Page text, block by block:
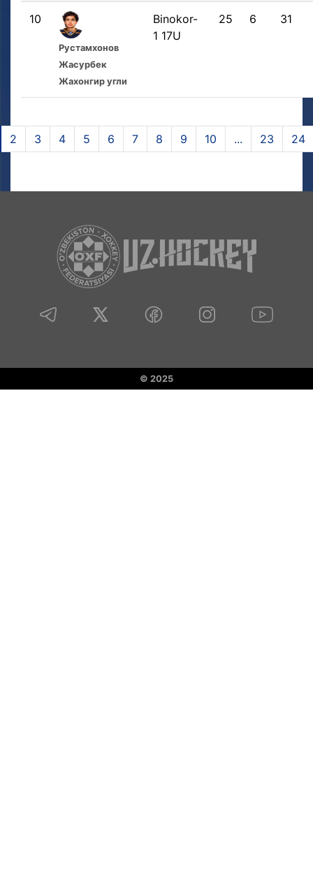
10
Рустамхонов
Жасурбек
Жахонгир угли
Binokor-
1 17U
25 6 31
2 3 4 5 6 7 8 9 10 ... 23 24
© 2025